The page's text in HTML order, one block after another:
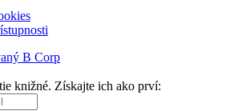
B Corp
knižné. Získajte ich ako prví: